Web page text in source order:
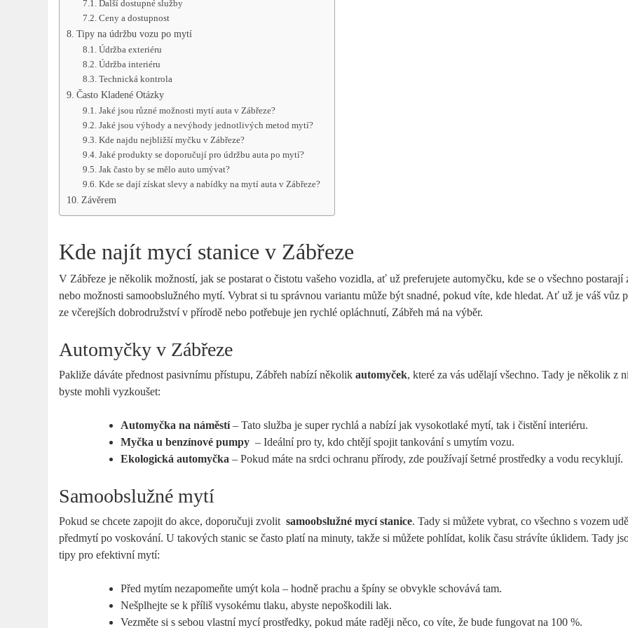
Další dostupné služby
Ceny⁣ a dostupnost
Tipy na údržbu ⁤vozu po mytí
Údržba exteriéru
Údržba interiéru
Technická kontrola
Často Kladené Otázky
Jaké jsou různé možnosti mytí auta v Zábřeze?
Jaké jsou výhody a nevýhody jednotlivých metod mytí?
Kde najdu nejbližší myčku v Zábřeze?
Jaké‍ produkty se doporučují pro údržbu​ auta po mytí?
Jak často by se mělo auto umývat?
Kde se dají získat slevy⁢ a nabídky na ⁤mytí ‍auta v Zábřeze?
Závěrem
Kde najít mycí‍ stanice v Zábřeze
V Zábřeze ⁢je několik možností, jak se ⁤postarat o čistotu vašeho vozidla, ať už preferujete automyčku, kde se o ⁣všechno​ postarají
nebo možnosti samoobslužného mytí. Vybrat si tu správnou‍ variantu může být snadné, pokud‌ víte, kde hledat. Ať už je váš vůz
ze ⁣včerejších dobrodružství v‍ přírodě⁣ nebo potřebuje jen ⁣rychlé opláchnutí, Zábřeh má na výběr.
Automyčky v Zábřeze
Pakliže dáváte přednost pasivnímu přístupu, Zábřeh nabízí několikautomyček, které za vás udělají všechno. Tady ⁣je několik z
byste mohli​ vyzkoušet:
Automyčka na⁤ náměstí– Tato služba je super‌ rychlá a nabízí jak vysokotlaké mytí, tak⁣ i čistění‌ interiéru.
Myčka⁢ u ⁣benzínové pumpy ⁣ – Ideální pro ty, kdo chtějí spojit tankování s umytím ⁤vozu.
Ekologická automyčka – Pokud máte⁤ na srdci ochranu přírody, zde používají šetrné prostředky a vodu recyklují.
Samoobslužné mytí
Pokud se chcete⁣ zapojit⁤ do akce, doporučuji zvolit ⁢samoobslužné mycí stanice. Tady ​si můžete vybrat, co všechno s vozem
⁢předmytí po voskování. U takových stanic se často platí na minuty, takže ⁤si můžete pohlídat, kolik ‍času strávíte ​úklidem. Tady
tipy⁣ pro efektivní mytí:
Před⁤ mytím ⁤nezapomeňte umýt kola – hodně prachu a špíny se obvykle⁣ schovává tam.
Nešplhejte ‌se k příliš ⁤vysokému‌ tlaku, abyste nepoškodili lak.
Vezměte si s sebou vlastní mycí prostředky, pokud máte ⁤raději něco, co víte, že bude​ fungovat na 100 %.